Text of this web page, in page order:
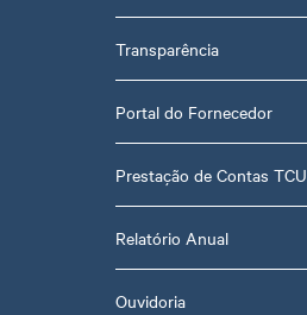
Transparência
Portal do Fornecedor
Prestação de Contas TCU
Relatório Anual
Ouvidoria